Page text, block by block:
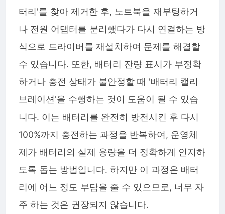
터리'를 찾아 제거한 후, 노트북을 재부팅하거
나 전원 어댑터를 분리했다가 다시 연결하는 방
식으로 드라이버를 재설치하여 문제를 해결할
수 있습니다. 또한, 배터리 잔량 표시가 부정확
하거나 충전 상태가 불안정할 때 '배터리 캘리
브레이션'을 수행하는 것이 도움이 될 수 있습
니다. 이는 배터리를 완전히 방전시킨 후 다시
100%까지 충전하는 과정을 반복하여, 운영체
제가 배터리의 실제 용량을 더 정확하게 인지하
도록 돕는 방법입니다. 하지만 이 과정은 배터
리에 어느 정도 부담을 줄 수 있으므로, 너무 자
주 하는 것은 권장되지 않습니다.